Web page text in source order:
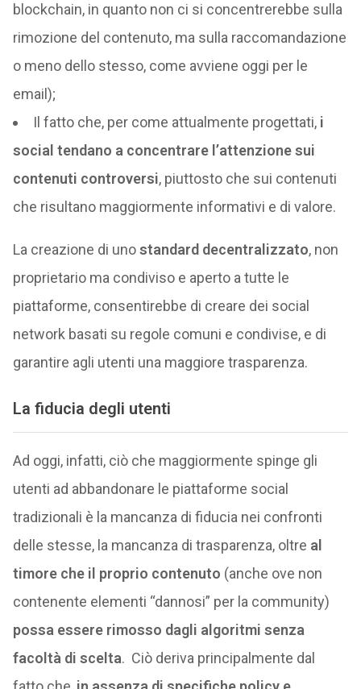
blockchain, in quanto non ci si concentrerebbe sulla
rimozione del contenuto, ma sulla raccomandazione
o meno dello stesso, come avviene oggi per le
email);
Il fatto che, per come attualmente progettati,i
social tendano a concentrare l’attenzione sui
contenuti controversi, piuttosto che sui contenuti
che risultano maggiormente informativi e di valore.
La creazione di unostandard decentralizzato, non
proprietario ma condiviso e aperto a tutte le
piattaforme, consentirebbe di creare dei social
network basati su regole comuni e condivise, e di
garantire agli utenti una maggiore trasparenza.
La fiducia degli utenti
Ad oggi, infatti, ciò che maggiormente spinge gli
utenti ad abbandonare le piattaforme social
tradizionali è la mancanza di fiducia nei confronti
delle stesse, la mancanza di trasparenza, oltre al
timore che il proprio contenuto (anche ove non
contenente elementi “dannosi” per la community)
possa essere rimosso dagli algoritmi senza
facoltà di scelta. Ciò deriva principalmente dal